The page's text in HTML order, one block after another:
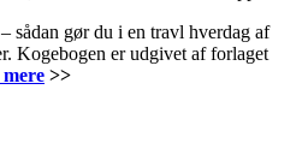
sådan gør du i en travl hverdag af
Kogebogen er udgivet af forlaget
>>